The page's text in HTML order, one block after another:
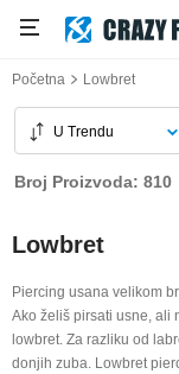
Početna Lowbret
U Trendu
Broj Proizvoda: 810
Lowbret
Piercing usana velikom
Ako želiš pirsati usne, ali
lowbret. Za razliku od
donjih zuba. Lowbret